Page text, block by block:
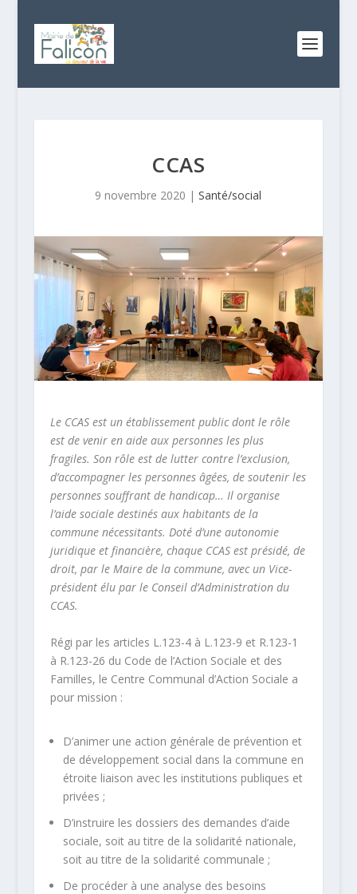
CCAS
9 novembre 2020 |Santé/social
Le CCAS est un établissement public dont le rôle
est de venir en aide aux personnes les plus
fragiles. Son rôle est de lutter contre l’exclusion,
d’accompagner les personnes âgées, de soutenir les
personnes souffrant de handicap… Il organise
l’aide sociale destinés aux habitants de la
commune nécessitants. Doté d’une autonomie
juridique et financière, chaque CCAS est présidé, de
droit, par le Maire de la commune, avec un Vice-
président élu par le Conseil d’Administration du
CCAS.
Régi par les articles L.123-4 à L.123-9 et R.123-1
à R.123-26 du Code de l’Action Sociale et des
Familles, le Centre Communal d’Action Sociale a
pour mission :
D’animer une action générale de prévention et
de développement social dans la commune en
étroite liaison avec les institutions publiques et
privées ;
D’instruire les dossiers des demandes d’aide
sociale, soit au titre de la solidarité nationale,
soit au titre de la solidarité communale ;
De procéder à une analyse des besoins